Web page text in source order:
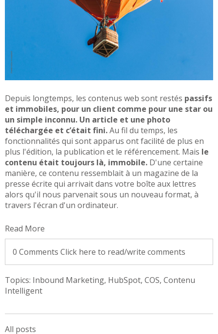
Depuis longtemps, les contenus web sont restés passifs
et immobiles, pour un client comme pour une star ou
un simple inconnu. Un article et une photo
téléchargée et c’était fini.Au fil du temps, les
fonctionnalités qui sont apparus ont facilité de plus en
plus l'édition, la publication et le référencement. Mais le
contenu était toujours là, immobile. D'une certaine
manière, ce contenu ressemblait à un magazine de la
presse écrite qui arrivait dans votre boîte aux lettres
alors qu'il nous parvenait sous un nouveau format, à
travers l'écran d'un ordinateur.
Read More
0 Comments Click here to read/write comments
Topics: Inbound Marketing, HubSpot, COS, Contenu
Intelligent
All posts